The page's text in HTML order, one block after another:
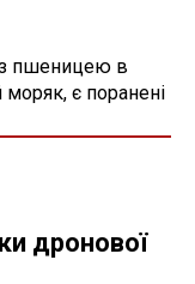
з пшеницею в
є поранені
дронової